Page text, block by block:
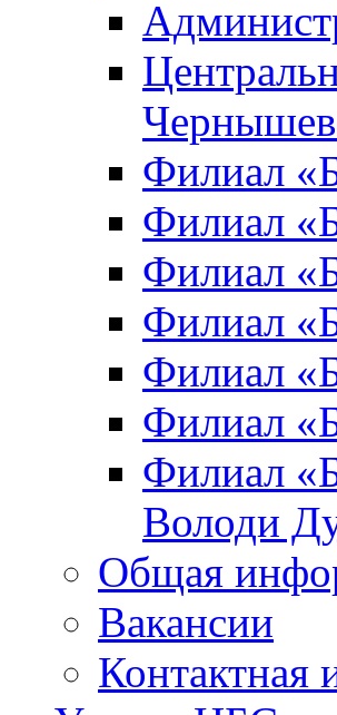
Филиал
Филиал
Филиал
Филиал
Филиал
Филиал
Филиал
Володи
Общая
Вакансии
Контактная